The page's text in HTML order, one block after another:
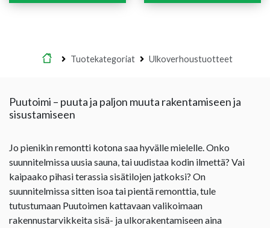
Etusivu
Tuotekategoriat Ulkoverhoustuotteet
Puutoimi – puuta ja paljon muuta rakentamiseen ja
sisustamiseen
Jo pienikin remontti kotona saa hyvälle mielelle. Onko
suunnitelmissa uusia sauna, tai uudistaa kodin ilmettä? Vai
kaipaako pihasi terassia sisätilojen jatkoksi? On
suunnitelmissa sitten isoa tai pientä remonttia, tule
tutustumaan Puutoimen kattavaan valikoimaan
rakennustarvikkeita sisä- ja ulkorakentamiseen aina